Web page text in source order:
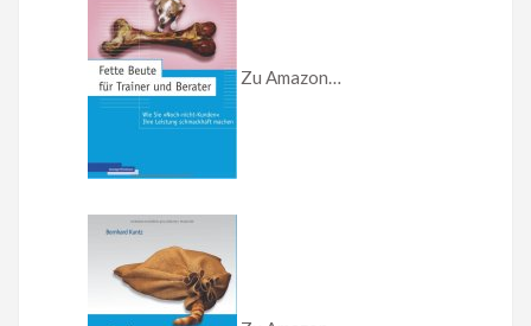
Zu Amazon…